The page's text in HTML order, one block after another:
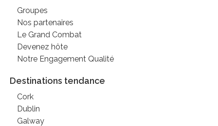
Groupes
Nos partenaires
Le Grand Combat
Devenez hôte
Notre Engagement Qualité
Destinations tendance
Cork
Dublin
Galway